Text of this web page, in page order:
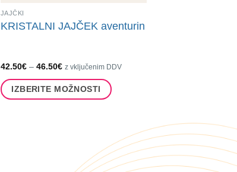
JAJČKI
KRISTALNI JAJČEK aventurin
42.50€ – 46.50€Cenovni
razpon:
od
42.50€
do
z vključenim DDV
IZBERITE MOŽNOSTI